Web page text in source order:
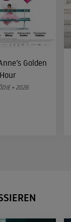
Golden
Hour
• 2026